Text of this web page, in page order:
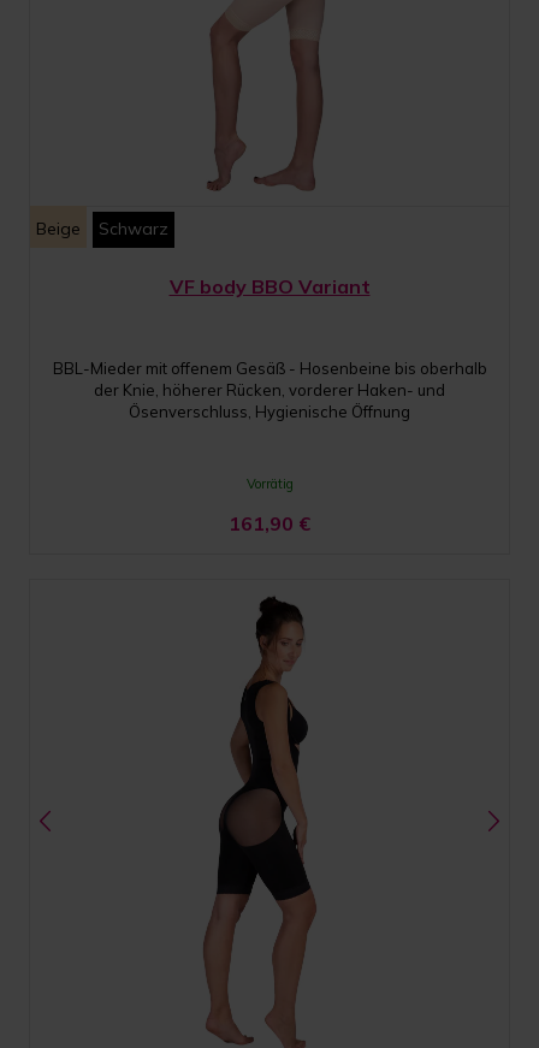
Beige Schwarz
VF body BBO Variant
BBL-Mieder mit offenem Gesäß - Hosenbeine bis oberhalb
der Knie, höherer Rücken, vorderer Haken- und
Ösenverschluss, Hygienische Öffnung
Vorrätig
161,90 €